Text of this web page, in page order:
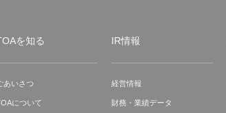
を知る
あいさつ
について
IR情報
経営情報
財務・業績データ